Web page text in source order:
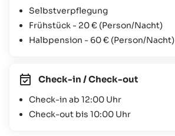
Selbstverpflegung
Frühstück - 20 € (Person/Nacht)
Halbpension - 60 € (Person/Nacht)
Check-in / Check-out
Check-in ab 12:00 Uhr
Check-out bis 10:00 Uhr